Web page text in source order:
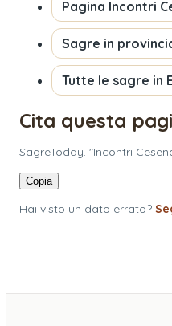
Pagina Incontri
Sagre in
Tutte le sagre in
Cita questa
SagreToday. "Incontri
Copia
Hai visto un dato errato?